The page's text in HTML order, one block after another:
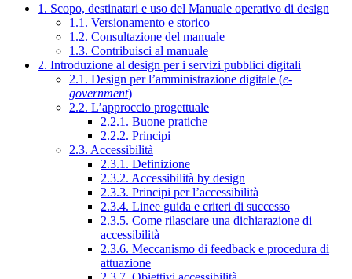
1. Scopo, destinatari e uso del Manuale operativo di design
1.1. Versionamento e storico
1.2. Consultazione del manuale
1.3. Contribuisci al manuale
2. Introduzione al design per i servizi pubblici digitali
2.1. Design per l’amministrazione digitale (e-
government)
2.2. L’approccio progettuale
2.2.1. Buone pratiche
2.2.2. Principi
2.3. Accessibilità
2.3.1. Definizione
2.3.2. Accessibilità by design
2.3.3. Principi per l’accessibilità
2.3.4. Linee guida e criteri di successo
2.3.5. Come rilasciare una dichiarazione di
accessibilità
2.3.6. Meccanismo di feedback e procedura di
attuazione